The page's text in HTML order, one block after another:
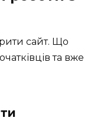
сайт. Що
та вже